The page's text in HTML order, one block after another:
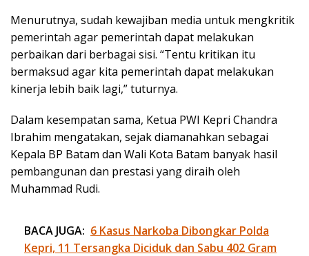
Menurutnya, sudah kewajiban media untuk mengkritik
pemerintah agar pemerintah dapat melakukan
perbaikan dari berbagai sisi. “Tentu kritikan itu
bermaksud agar kita pemerintah dapat melakukan
kinerja lebih baik lagi,” tuturnya.
Dalam kesempatan sama, Ketua PWI Kepri Chandra
Ibrahim mengatakan, sejak diamanahkan sebagai
Kepala BP Batam dan Wali Kota Batam banyak hasil
pembangunan dan prestasi yang diraih oleh
Muhammad Rudi.
BACA JUGA: 6 Kasus Narkoba Dibongkar Polda
Kepri, 11 Tersangka Diciduk dan Sabu 402 Gram